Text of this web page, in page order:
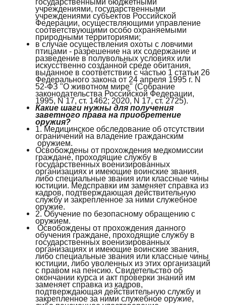
учреждениями, государственными
учреждениями субъектов Российской
Федерации, осуществляющими управление
соответствующими особо охраняемыми
природными территориями;
в случае осуществления охоты с ловчими
птицами - разрешение на их содержание и
разведение в полувольных условиях или
искусственно созданной среде обитания,
выданное в соответствии с частью 1 статьи 26
Федерального закона от 24 апреля 1995 г. N
52-ФЗ "О животном мире" (Собрание
законодательства Российской Федерации,
1995, N 17, ст. 1462; 2020, N 17, ст. 2725).
Какие шаги нужны для получения
заветного права на приобретение
оружия?
1. Медицинское обследование об отсутствии
ограничений на владение гражданским
оружием.
Освобождены от прохождения медкомиссии
граждане, проходящие службу в
государственных военизированных
организациях и имеющие воинские звания,
либо специальные звания или классные чины
юстиции. Медсправки им заменяет справка из
кадров, подтверждающая действительную
службу и закрепленное за ними служебное
оружие.
2. Обучение по безопасному обращению с
оружием.
Освобождены от прохождения данного
обучения граждане, проходящие службу в
государственных военизированных
организациях и имеющие воинские звания,
либо специальные звания или классные чины
юстиции, либо уволенных из этих организаций
с правом на пенсию. Свидетельство об
окончании курса и акт проверки знаний им
заменяет справка из кадров,
подтверждающая действительную службу и
закрепленное за ними служебное оружие,